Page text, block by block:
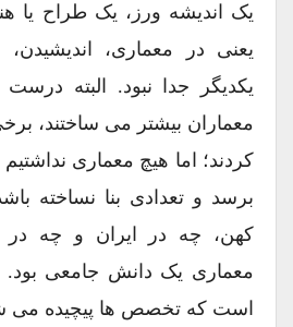
یک اندیشه ورز، یک طراح یا
یعنی در معماری، اندیشیدن،
یکدیگر جدا نبود. البته
معماران بیشتر می ساختند،
کردند؛ اما هیچ معماری نداشتیم
برسد و تعدادی بنا نساخته باشد.
کهن، چه در ایران و چه در
معماری یک دانش جامعی بود.
است که تخصص ها پیچیده می